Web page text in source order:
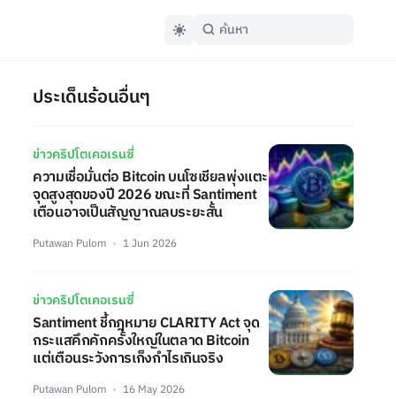
ประเด็นร้อนอื่นๆ
ข่าวคริปโตเคอเรนซี่
ความเชื่อมั่นต่อ Bitcoin บนโซเชียลพุ่งแตะ
จุดสูงสุดของปี 2026 ขณะที่ Santiment
เตือนอาจเป็นสัญญาณลบระยะสั้น
Putawan Pulom 1 Jun 2026
ข่าวคริปโตเคอเรนซี่
Santiment ชี้กฎหมาย CLARITY Act จุด
กระแสคึกคักครั้งใหญ่ในตลาด Bitcoin
แต่เตือนระวังการเก็งกำไรเกินจริง
Putawan Pulom 16 May 2026